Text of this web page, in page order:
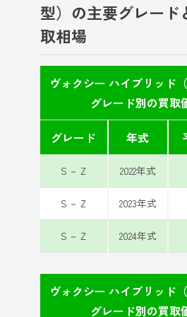
型）の主要グレード
取相場
ヴォクシー ハイブリッド
グレード別の買取
グレード 年式
Ｓ－Ｚ 2022年式
Ｓ－Ｚ 2023年式
Ｓ－Ｚ 2024年式
ヴォクシー ハイブリッド
グレード別の買取